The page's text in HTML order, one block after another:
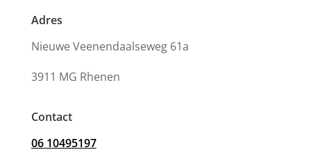
Adres
Nieuwe Veenendaalseweg 61a
3911 MG Rhenen
Contact
06 10495197